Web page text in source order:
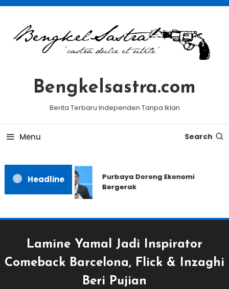
Skip
Content
Bengkelsastra.com
Berita Terbaru Independen Tanpa Iklan
Menu Search
Headline
Purbaya Dorong Ekonomi
Bergerak
Lamine Yamal Jadi Inspirator
Comeback Barcelona, Flick & Inzaghi
Beri Pujian